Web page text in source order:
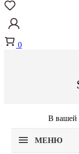
0
В вашей
МЕНЮ